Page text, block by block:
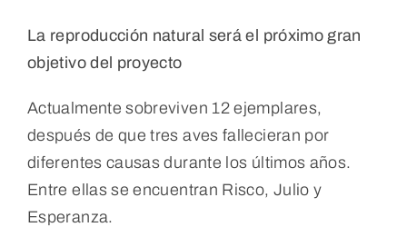
La reproducción natural será el próximo gran
objetivo del proyecto
Actualmente sobreviven 12 ejemplares,
después de que tres aves fallecieran por
diferentes causas durante los últimos años.
Entre ellas se encuentran Risco, Julio y
Esperanza.